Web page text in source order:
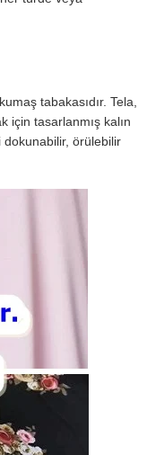
tabakasıdır. Tela,
için tasarlanmış kalın
dokunabilir, örülebilir